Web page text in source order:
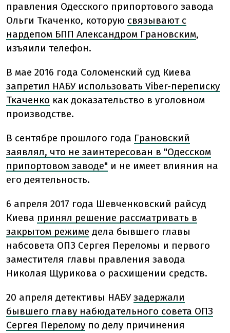
правления Одесского припортового завода
Ольги Ткаченко, которую связывают с
нардепом БПП Александром Грановским,
изъяили телефон.
В мае 2016 года Соломенский суд Киева
запретил НАБУ использовать Viber-переписку
Ткаченко как доказательство в уголовном
производстве.
В сентябре прошлого года Грановский
заявлял, что не заинтересован в "Одесском
припортовом заводе" и не имеет влияния на
его деятельность.
6 апреля 2017 года Шевченковский райсуд
Киева принял решение рассматривать в
закрытом режиме дела бывшего главы
набсовета ОПЗ Сергея Переломы и первого
заместителя главы правления завода
Николая Щурикова о расхищении средств.
20 апреля детективы НАБУзадержали
бывшего главу набюдательного совета ОПЗ
Сергея Перелому по делу причинения